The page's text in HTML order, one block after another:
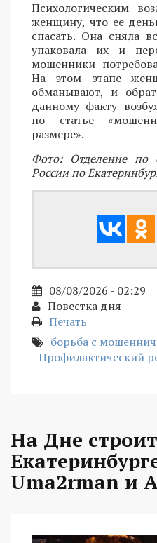
Психологическим
женщину, что ее
спасать. Она сняла
упаковала их и
мошенники
На этом этапе
обманывают, и
данному факту
по статье
размере».
Фото: Отделение
России по
08/08/2026 - 02:29
Повестка дня
Печать
борьба с
Профилактический
На Дне
Uma2rman и